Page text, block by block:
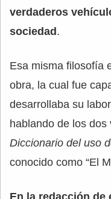
verdaderos
sociedad .
Esa misma filosofía
obra, la cual fue
desarrollaba su
hablando de los
Diccionario del uso
conocido como “El